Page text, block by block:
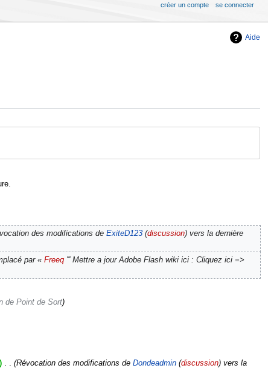
Aide
des modifications de ExiteD123(discussion) vers la dernière
par « Freeq''' Mettre a jour Adobe Flash wiki ici : Cliquez ici =>
de Point de Sort
‎ Révocation des modifications de Dondeadmin(discussion) vers la
créer un compte se connecter